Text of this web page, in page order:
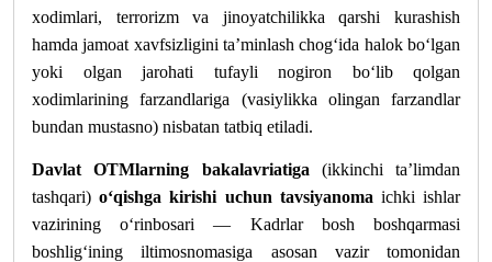
xodimlari, terrorizm va jinoyatchilikka qarshi kurashish
hamda jamoat xavfsizligini ta’minlash chog‘ida halok bo‘lgan
yoki olgan jarohati tufayli nogiron bo‘lib qolgan
xodimlarining farzandlariga (vasiylikka olingan farzandlar
bundan mustasno) nisbatan tatbiq etiladi.
Davlat OTMlarning bakalavriatiga (ikkinchi ta’limdan
tashqari)o‘qishga kirishi uchun tavsiyanoma ichki ishlar
vazirining o‘rinbosari — Kadrlar bosh boshqarmasi
boshlig‘ining iltimosnomasiga asosan vazir tomonidan